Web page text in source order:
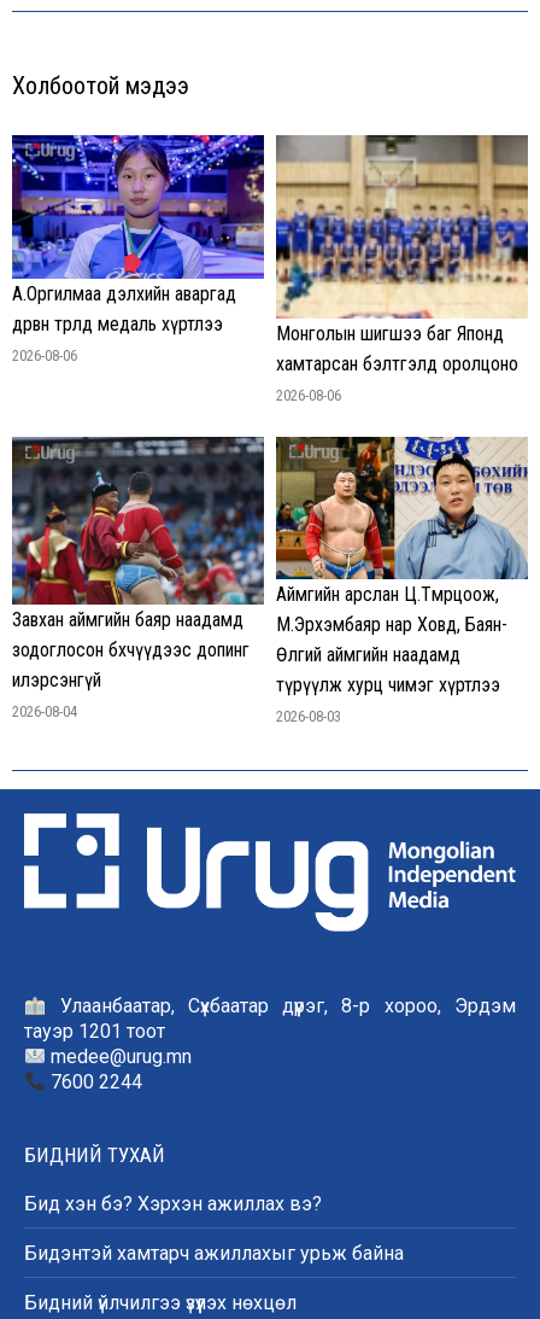
Холбоотой мэдээ
А.Оргилмаа дэлхийн аваргад
дөрвөн төрөлд медаль хүртлээ
2026-08-06
Монголын шигшээ баг Японд
хамтарсан бэлтгэлд оролцоно
2026-08-06
Завхан аймгийн баяр наадамд
зодоглосон бөхчүүдээс допинг
илэрсэнгүй
2026-08-04
Аймгийн арслан Ц.Төмөрцоож,
М.Эрхэмбаяр нар Ховд, Баян-
Өлгий аймгийн наадамд
түрүүлж хурц чимэг хүртлээ
2026-08-03
Улаанбаатар, Сүхбаатар дүүрэг, 8-р хороо, Эрдэм
тауэр 1201 тоот
medee@urug.mn
7600 2244
БИДНИЙ ТУХАЙ
Бид хэн бэ? Хэрхэн ажиллах вэ?
Бидэнтэй хамтарч ажиллахыг урьж байна
Бидний үйлчилгээ үзүүлэх нөхцөл